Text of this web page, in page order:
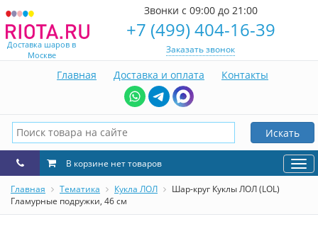
Доставка шаров в
Москве
Звонки с 09:00 до 21:00
+7 (499) 404-16-39
Заказать звонок
Главная Доставка и оплата Контакты
Искать
В корзине нет товаров
Главная Тематика Кукла ЛОЛ
Шар-круг Куклы ЛОЛ (LOL)
Гламурные подружки, 46 см